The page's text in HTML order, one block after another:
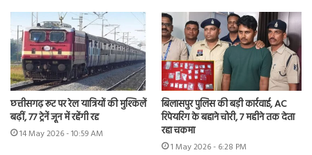
छत्तीसगढ़ रूट पर रेल यात्रियों की मुश्किलें
बढ़ीं, 77 ट्रेनें जून में रहेंगी रद्द
14 May 2026 - 10:59 AM
बिलासपुर पुलिस की बड़ी कार्रवाई, AC
रिपेयरिंग के बहाने चोरी, 7 महीने तक देता
रहा चकमा
1 May 2026 - 6:28 PM